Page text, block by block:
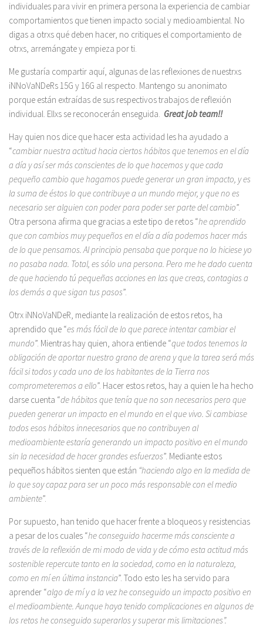
individuales para vivir en primera persona la experiencia de cambiar
comportamientos que tienen impacto social y medioambiental. No
digas a otrxs qué deben hacer, no critiques el comportamiento de
otrxs, arremángate y empieza por ti.
Me gustaría compartir aquí, algunas de las reflexiones de nuestrxs
iNNoVaNDeRs 15G y 16G al respecto. Mantengo su anonimato
porque están extraídas de sus respectivos trabajos de reflexión
individual. Ellxs se reconocerán enseguida. Great job team!!
Hay quien nos dice que hacer esta actividad les ha ayudado a
“cambiar nuestra actitud hacia ciertos hábitos que tenemos en el día
a día y así ser más conscientes de lo que hacemos y que cada
pequeño cambio que hagamos puede generar un gran impacto, y es
la suma de éstos lo que contribuye a un mundo mejor, y que no es
necesario ser alguien con poder para poder ser parte del cambio”.
Otra persona afirma que gracias a este tipo de retos “he aprendido
que con cambios muy pequeños en el día a día podemos hacer más
de lo que pensamos. Al principio pensaba que porque no lo hiciese yo
no pasaba nada. Total, es sólo una persona. Pero me he dado cuenta
de que haciendo tú pequeñas acciones en las que creas, contagias a
los demás a que sigan tus pasos”.
Otrx iNNoVaNDeR, mediante la realización de estos retos, ha
aprendido que “es más fácil de lo que parece intentar cambiar el
mundo”. Mientras hay quien, ahora entiende “que todos tenemos la
obligación de aportar nuestro grano de arena y que la tarea será más
fácil si todos y cada uno de los habitantes de la Tierra nos
comprometeremos a ello”. Hacer estos retos, hay a quien le ha hecho
darse cuenta “de hábitos que tenía que no son necesarios pero que
pueden generar un impacto en el mundo en el que vivo. Si cambiase
todos esos hábitos innecesarios que no contribuyen al
medioambiente estaría generando un impacto positivo en el mundo
sin la necesidad de hacer grandes esfuerzos”. Mediante estos
pequeños hábitos sienten que están “haciendo algo en la medida de
lo que soy capaz para ser un poco más responsable con el medio
ambiente”.
Por supuesto, han tenido que hacer frente a bloqueos y resistencias
a pesar de los cuales “he conseguido hacerme más consciente a
través de la reflexión de mi modo de vida y de cómo esta actitud más
sostenible repercute tanto en la sociedad, como en la naturaleza,
como en mí en última instancia”. Todo esto les ha servido para
aprender “algo de mí y a la vez he conseguido un impacto positivo en
el medioambiente. Aunque haya tenido complicaciones en algunos de
los retos he conseguido superarlos y superar mis limitaciones”.